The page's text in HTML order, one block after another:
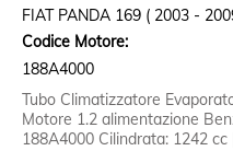
FIAT PANDA 169 ( 2003 -
Codice Motore:
188A4000
Tubo Climatizzatore
Motore 1.2 alimentazione
188A4000 Cilindrata: 1242 cc